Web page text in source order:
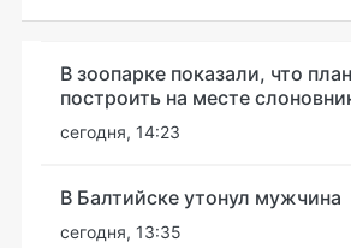
В зоопарке показали, что
построить на месте
сегодня, 14:23
В Балтийске утонул мужчина
сегодня, 13:35